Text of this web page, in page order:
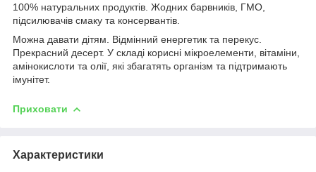
100% натуральних продуктів. Жодних барвників, ГМО,
підсилювачів смаку та консервантів.
Можна давати дітям. Відмінний енергетик та перекус.
Прекрасний десерт. У складі корисні мікроелементи, вітаміни,
амінокислоти та олії, які збагатять організм та підтримають
імунітет.
Приховати
Характеристики